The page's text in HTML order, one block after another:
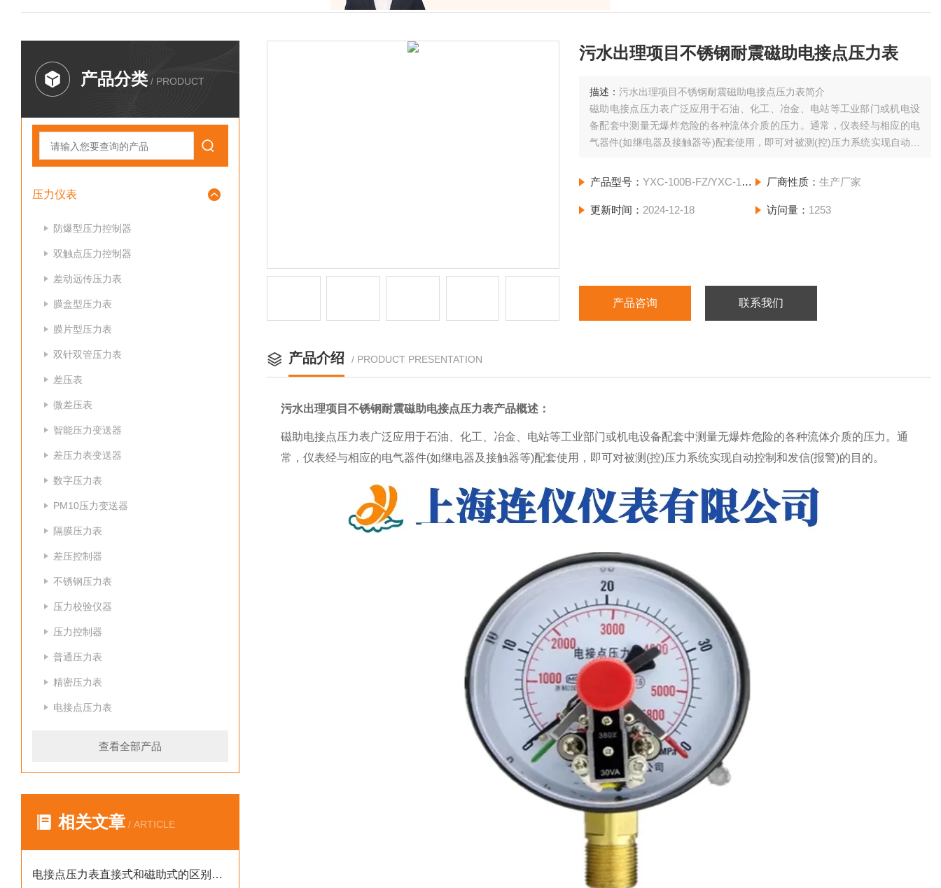
产品分类 / PRODUCT
压力仪表
防爆型压力控制器
双触点压力控制器
差动远传压力表
膜盒型压力表
膜片型压力表
双针双管压力表
差压表
微差压表
智能压力变送器
差压力表变送器
数字压力表
PM10压力变送器
隔膜压力表
差压控制器
不锈钢压力表
压力校验仪器
压力控制器
普通压力表
精密压力表
电接点压力表
查看全部产品
相关文章 / ARTICLE
电接点压力表直接式和磁助式的区别及压力表FS含义解析
污水出理项目不锈钢耐震磁助电接点压力表
描述：污水出理项目不锈钢耐震磁助电接点压力表简介
磁助电接点压力表广泛应用于石油、化工、冶金、电站等工业部门或机电设
备配套中测量无爆炸危险的各种流体介质的压力。通常，仪表经与相应的电
气器件(如继电器及接触器等)配套使用，即可对被测(控)压力系统实现自动控
产品型号：YXC-100B-FZ/YXC-150B-FZ 厂商性质： 生产厂家
更新时间： 2024-12-18 访问量： 1253
产品咨询 联系我们
产品介绍 / PRODUCT PRESENTATION
污水出理项目不锈钢耐震磁助电接点压力表产品概述：
磁助电接点压力表广泛应用于石油、化工、冶金、电站等工业部门或机电设备配套中测量无爆炸危险的各种流体介质的压力。通
常，仪表经与相应的电气器件(如继电器及接触器等)配套使用，即可对被测(控)压力系统实现自动控制和发信(报警)的目的。